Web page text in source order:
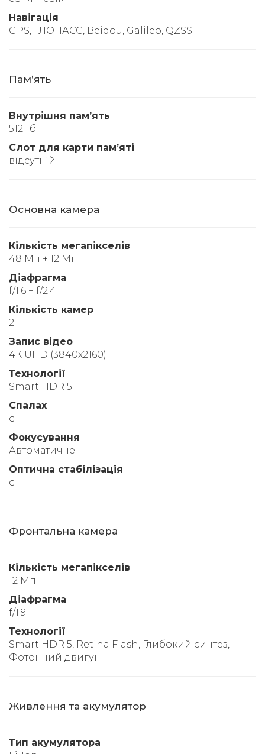
Навігація
GPS, ГЛОНАСС, Beidou, Galileo, QZSS
Памʼять
Внутрішня памʼять
512 Гб
Слот для карти памʼяті
відсутній
Основна камера
Кількість мегапікселів
48 Мп + 12 Мп
Діафрагма
f/1.6 + f/2.4
Кількість камер
2
Запис відео
4К UHD (3840x2160)
Технології
Smart HDR 5
Спалах
є
Фокусування
Автоматичне
Оптична стабілізація
є
Фронтальна камера
Кількість мегапікселів
12 Мп
Діафрагма
f/1.9
Технології
Smart HDR 5, Retina Flash, Глибокий синтез,
Фотонний двигун
Живлення та акумулятор
Тип акумулятора